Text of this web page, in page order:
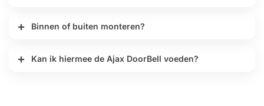
Binnen of buiten monteren?
Kan ik hiermee de Ajax DoorBell voeden?